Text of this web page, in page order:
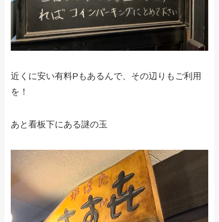
近くに安い有料Pもあるんで、その辺りもご利用
を！
あと看板下にある謎の玉